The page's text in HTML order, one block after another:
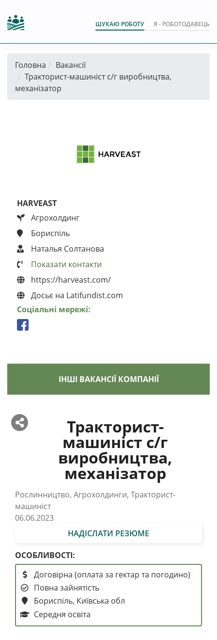
ШУКАЮ РОБОТУ Я - РОБОТОДАВЕЦЬ
Головна
Вакансії
Тракторист-машиніст с/г виробництва,
механізатор
HARVEAST
Агрохолдинг
Бориспіль
Наталья Солтанова
Показати контакти
https://harveast.com/
Досьє на Latifundist.com
Соціальні мережі:
ІНШІ ВАКАНСІЇ КОМПАНІЇ
Тракторист-
машиніст с/г
виробництва,
механізатор
Рослинництво, Агрохолдинги, Тракторист-
машиніст
06.06.2023
НАДІСЛАТИ РЕЗЮМЕ
ОСОБЛИВОСТІ:
Договірна (оплата за гектар та погодино)
Повна зайнятість
Бориспіль, Київська обл
Середня освіта